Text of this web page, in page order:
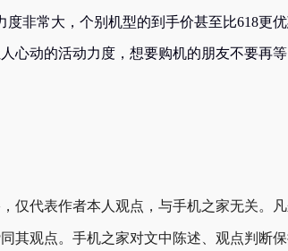
度非常大，个别机型的到手价甚至比618更
心动的活动力度，想要购机的朋友不要再
仅代表作者本人观点，与手机之家无关。
其观点。手机之家对文中陈述、观点判断